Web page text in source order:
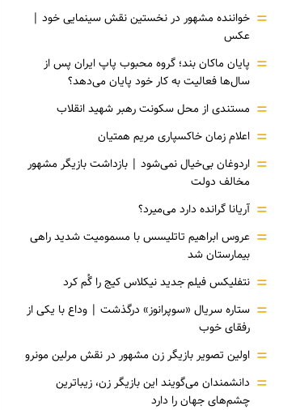
= خواننده مشهور در نخستین نقش سینمایی خود |‌
عکس
= پایان ماکان بند؛ گروه محبوب پاپ ایران پس از
سال‌ها فعالیت به کار خود پایان می‌دهد؟
= مستندی از محل سکونت رهبر شهید انقلاب
= اعلام زمان خاکسپاری مریم همتیان
= اردوغان بی‌خیال نمی‌شود | بازداشت بازیگر مشهور
مخالف دولت
= آریانا گرانده دارد می‌میرد؟
= عروس ابراهیم تاتلیسس با مسمومیت شدید راهی
بیمارستان شد
= نتفلیکس فیلم جدید نیکلاس کیج را گُم کرد
= ستاره سریال «سوپرانوز» درگذشت | وداع با یکی از
رفقای خوب
= اولین تصویر بازیگر زن مشهور در نقش مرلین مونرو
= دانشمندان می‌گویند این بازیگر زن، زیباترین
چشم‌های جهان را دارد